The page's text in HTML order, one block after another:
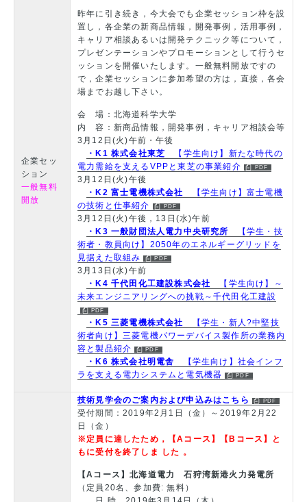
企業セッ
ション
一般無料
開放
昨年に引き続き，今大会でも企業セッション枠を設
置し，各企業の新商品情報，開発事例，活用事例，
キャリア相談あるいは開発テクニック等について，
プレゼンテーションやプロモーションとして行うセ
ッションを開催いたします。一般無料開放ですの
で，企業セッションに参加希望の方は，直接，各会
場までお越し下さい。
会 場：北海道科学大学
内 容：新商品情報，開発事例，キャリア相談会等
3月12日(火)午前・午後
・K1 株式会社東芝 【学生向け】新たな時代の
電力需給を支えるVPPと東芝の事業紹介
3月12日(火)午後
・K2 富士電機株式会社
【学生向け】富士電機
の技術と仕事紹介
3月12日(火)午後，13日(水)午前
・K3 一般財団法人電力中央研究所
【学生・技
術者・教員向け】2050年のエネルギーグリッドを
見据えた取組み
3月13日(水)午前
・K4 千代田化工建設株式会社 【学生向け】～
未来エンジニアリングへの挑戦～千代田化工建設
・K5 三菱電機株式会社
【学生・新人?中堅技
術者向け】三菱電機パワーデバイス製作所の業務内
容と製品紹介
・K6 株式会社明電舎
【学生向け】社会インフ
ラを支える電力システムと電気機器
技術見学会のご案内および申込みはこちら
受付期間：2019年2月1日（金）～2019年2月22
日（金）
※定員に達したため，【Aコース】【Bコース】と
もに受付を終了しま した 。
【Aコース】北海道電力 石狩湾新港火力発電所
（定員20名、参加費: 無料）